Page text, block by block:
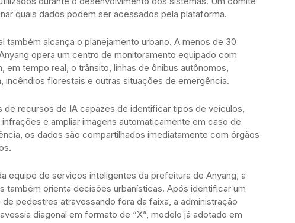
quais dados podem ser acessados pela plataforma.
também alcança o planejamento urbano. A menos de 30
opera um centro de monitoramento equipado com
em tempo real, o trânsito, linhas de ônibus autônomos,
incêndios florestais e outras situações de emergência.
de recursos de IA capazes de identificar tipos de veículos,
e ampliar imagens automaticamente em caso de
os dados são compartilhados imediatamente com órgãos
equipe de serviços inteligentes da prefeitura de Anyang, a
também orienta decisões urbanísticas. Após identificar um
pedestres atravessando fora da faixa, a administração
diagonal em formato de “X”, modelo já adotado em